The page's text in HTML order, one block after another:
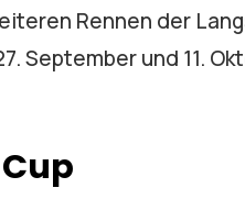
Rennen der
September und 11.